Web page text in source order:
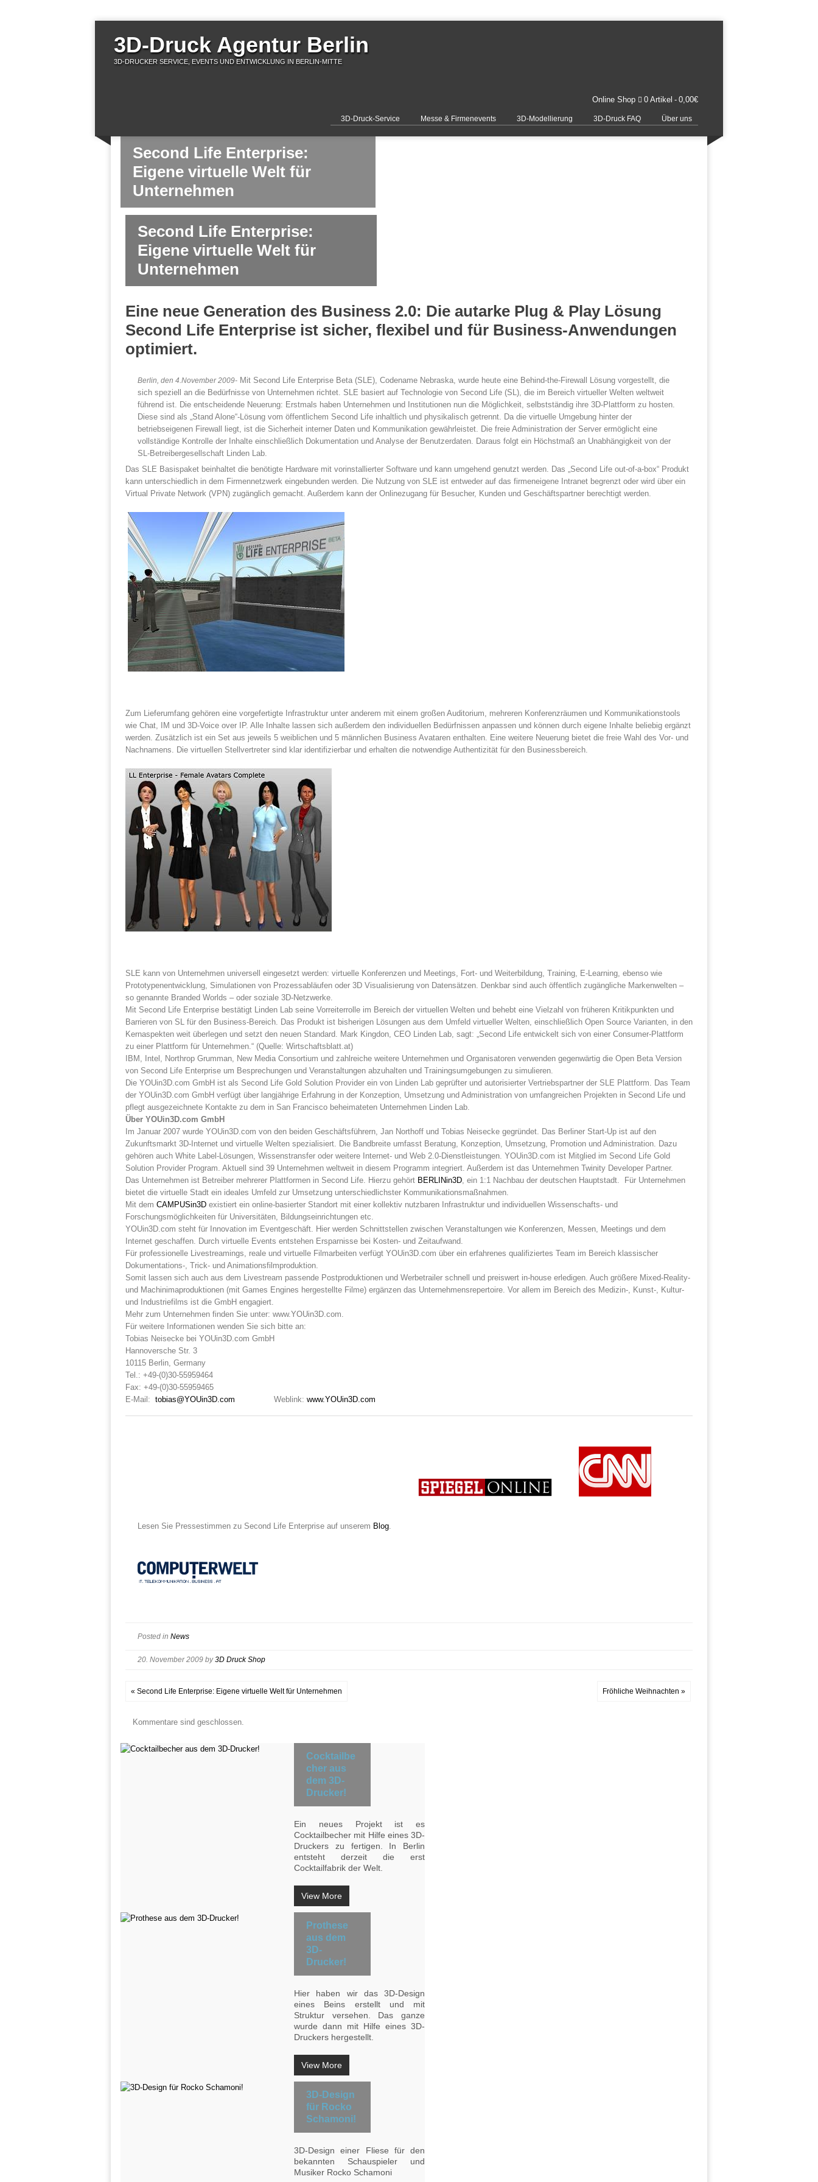
3D-Druck Agentur Berlin
3D-DRUCKER SERVICE, EVENTS UND ENTWICKLUNG IN BERLIN-MITTE
Online Shop 0 Artikel 0,00€
3D-Druck-Service Messe & Firmenevents 3D-Modellierung 3D-Druck FAQ Über uns
Second Life Enterprise:
Eigene virtuelle Welt für
Unternehmen
Second Life Enterprise:
Eigene virtuelle Welt für
Unternehmen
Eine neue Generation des Business 2.0: Die autarke Plug & Play Lösung
Second Life Enterprise ist sicher, flexibel und für Business-Anwendungen
optimiert.
Berlin, den 4.November 2009- Mit Second Life Enterprise Beta (SLE), Codename Nebraska, wurde heute eine Behind-the-Firewall Lösung vorgestellt, die
sich speziell an die Bedürfnisse von Unternehmen richtet. SLE basiert auf Technologie von Second Life (SL), die im Bereich virtueller Welten weltweit
führend ist. Die entscheidende Neuerung: Erstmals haben Unternehmen und Institutionen nun die Möglichkeit, selbstständig ihre 3D-Plattform zu hosten.
Diese sind als „Stand Alone“-Lösung vom öffentlichem Second Life inhaltlich und physikalisch getrennt. Da die virtuelle Umgebung hinter der
betriebseigenen Firewall liegt, ist die Sicherheit interner Daten und Kommunikation gewährleistet. Die freie Administration der Server ermöglicht eine
vollständige Kontrolle der Inhalte einschließlich Dokumentation und Analyse der Benutzerdaten. Daraus folgt ein Höchstmaß an Unabhängigkeit von der
SL-Betreibergesellschaft Linden Lab.
Das SLE Basispaket beinhaltet die benötigte Hardware mit vorinstallierter Software und kann umgehend genutzt werden. Das „Second Life out-of-a-box“ Produkt
kann unterschiedlich in dem Firmennetzwerk eingebunden werden. Die Nutzung von SLE ist entweder auf das firmeneigene Intranet begrenzt oder wird über ein
Virtual Private Network (VPN) zugänglich gemacht. Außerdem kann der Onlinezugang für Besucher, Kunden und Geschäftspartner berechtigt werden.
Zum Lieferumfang gehören eine vorgefertigte Infrastruktur unter anderem mit einem großen Auditorium, mehreren Konferenzräumen und Kommunikationstools
wie Chat, IM und 3D-Voice over IP. Alle Inhalte lassen sich außerdem den individuellen Bedürfnissen anpassen und können durch eigene Inhalte beliebig ergänzt
werden. Zusätzlich ist ein Set aus jeweils 5 weiblichen und 5 männlichen Business Avataren enthalten. Eine weitere Neuerung bietet die freie Wahl des Vor- und
Nachnamens. Die virtuellen Stellvertreter sind klar identifizierbar und erhalten die notwendige Authentizität für den Businessbereich.
SLE kann von Unternehmen universell eingesetzt werden: virtuelle Konferenzen und Meetings, Fort- und Weiterbildung, Training, E-Learning, ebenso wie
Prototypenentwicklung, Simulationen von Prozessabläufen oder 3D Visualisierung von Datensätzen. Denkbar sind auch öffentlich zugängliche Markenwelten –
so genannte Branded Worlds – oder soziale 3D-Netzwerke.
Mit Second Life Enterprise bestätigt Linden Lab seine Vorreiterrolle im Bereich der virtuellen Welten und behebt eine Vielzahl von früheren Kritikpunkten und
Barrieren von SL für den Business-Bereich. Das Produkt ist bisherigen Lösungen aus dem Umfeld virtueller Welten, einschließlich Open Source Varianten, in den
Kernaspekten weit überlegen und setzt den neuen Standard. Mark Kingdon, CEO Linden Lab, sagt: „Second Life entwickelt sich von einer Consumer-Plattform
zu einer Plattform für Unternehmen.“ (Quelle: Wirtschaftsblatt.at)
IBM, Intel, Northrop Grumman, New Media Consortium und zahlreiche weitere Unternehmen und Organisatoren verwenden gegenwärtig die Open Beta Version
von Second Life Enterprise um Besprechungen und Veranstaltungen abzuhalten und Trainingsumgebungen zu simulieren.
Die YOUin3D.com GmbH ist als Second Life Gold Solution Provider ein von Linden Lab geprüfter und autorisierter Vertriebspartner der SLE Plattform. Das Team
der YOUin3D.com GmbH verfügt über langjährige Erfahrung in der Konzeption, Umsetzung und Administration von umfangreichen Projekten in Second Life und
pflegt ausgezeichnete Kontakte zu dem in San Francisco beheimateten Unternehmen Linden Lab.
Über YOUin3D.com GmbH
Im Januar 2007 wurde YOUin3D.com von den beiden Geschäftsführern, Jan Northoff und Tobias Neisecke gegründet. Das Berliner Start-Up ist auf den
Zukunftsmarkt 3D-Internet und virtuelle Welten spezialisiert. Die Bandbreite umfasst Beratung, Konzeption, Umsetzung, Promotion und Administration. Dazu
gehören auch White Label-Lösungen, Wissenstransfer oder weitere Internet- und Web 2.0-Dienstleistungen. YOUin3D.com ist Mitglied im Second Life Gold
Solution Provider Program. Aktuell sind 39 Unternehmen weltweit in diesem Programm integriert. Außerdem ist das Unternehmen Twinity Developer Partner.
Das Unternehmen ist Betreiber mehrerer Plattformen in Second Life. Hierzu gehört BERLINin3D, ein 1:1 Nachbau der deutschen Hauptstadt. Für Unternehmen
bietet die virtuelle Stadt ein ideales Umfeld zur Umsetzung unterschiedlichster Kommunikationsmaßnahmen.
Mit dem CAMPUSin3D existiert ein online-basierter Standort mit einer kollektiv nutzbaren Infrastruktur und individuellen Wissenschafts- und
Forschungsmöglichkeiten für Universitäten, Bildungseinrichtungen etc.
YOUin3D.com steht für Innovation im Eventgeschäft. Hier werden Schnittstellen zwischen Veranstaltungen wie Konferenzen, Messen, Meetings und dem
Internet geschaffen. Durch virtuelle Events entstehen Ersparnisse bei Kosten- und Zeitaufwand.
Für professionelle Livestreamings, reale und virtuelle Filmarbeiten verfügt YOUin3D.com über ein erfahrenes qualifiziertes Team im Bereich klassischer
Dokumentations-, Trick- und Animationsfilmproduktion.
Somit lassen sich auch aus dem Livestream passende Postproduktionen und Werbetrailer schnell und preiswert in-house erledigen. Auch größere Mixed-Reality-
und Machinimaproduktionen (mit Games Engines hergestellte Filme) ergänzen das Unternehmensrepertoire. Vor allem im Bereich des Medizin-, Kunst-, Kultur-
und Industriefilms ist die GmbH engagiert.
Mehr zum Unternehmen finden Sie unter: www.YOUin3D.com.
Für weitere Informationen wenden Sie sich bitte an:
Tobias Neisecke bei YOUin3D.com GmbH
Hannoversche Str. 3
10115 Berlin, Germany
Tel.: +49-(0)30-55959464
Fax: +49-(0)30-55959465
E-Mail: tobias@YOUin3D.com Weblink: www.YOUin3D.com
Lesen Sie Pressestimmen zu Second Life Enterprise auf unserem Blog.
Posted in News
20. November 2009 by3D Druck Shop
« Second Life Enterprise: Eigene virtuelle Welt für Unternehmen Fröhliche Weihnachten »
Kommentare sind geschlossen.
Cocktailbe
cher aus
dem 3D-
Drucker!
Ein neues Projekt ist es
Cocktailbecher mit Hilfe eines 3D-
Druckers zu fertigen. In Berlin
entsteht derzeit die erst
Cocktailfabrik der Welt.
View More
Prothese
aus dem
3D-
Drucker!
Hier haben wir das 3D-Design
eines Beins erstellt und mit
Struktur versehen. Das ganze
wurde dann mit Hilfe eines 3D-
Druckers hergestellt.
View More
3D-Design
für Rocko
Schamoni!
3D-Design einer Fliese für den
bekannten Schauspieler und
Musiker Rocko Schamoni